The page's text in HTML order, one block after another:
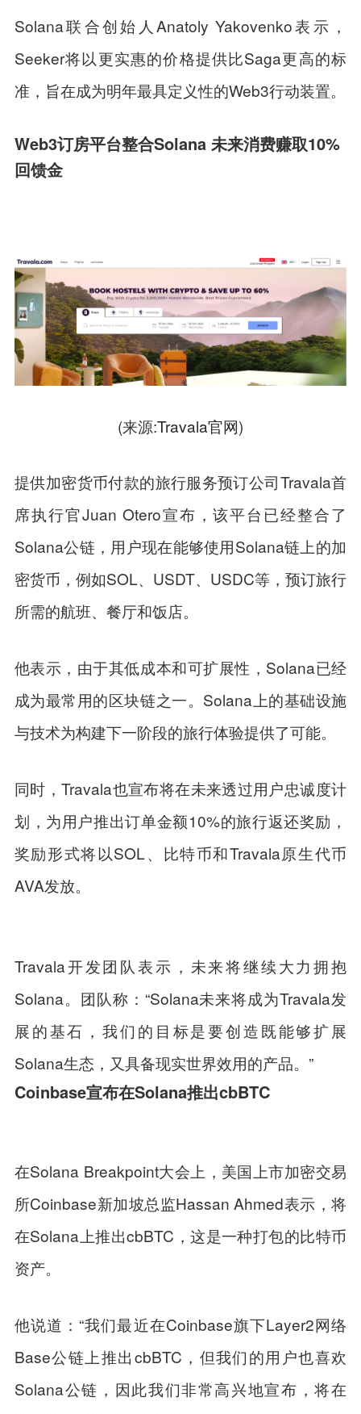
Solana联合创始人Anatoly Yakovenko表示，
Seeker将以更实惠的价格提供比Saga更高的标
准，旨在成为明年最具定义性的Web3行动装置。
Web3订房平台整合Solana 未来消费赚取10%
回馈金
(来源:Travala官网)
提供加密货币付款的旅行服务预订公司Travala首
席执行官Juan Otero宣布，该平台已经整合了
Solana公链，用户现在能够使用Solana链上的加
密货币，例如SOL、USDT、USDC等，预订旅行
所需的航班、餐厅和饭店。
他表示，由于其低成本和可扩展性，Solana已经
成为最常用的区块链之一。Solana上的基础设施
与技术为构建下一阶段的旅行体验提供了可能。
同时，Travala也宣布将在未来透过用户忠诚度计
划，为用户推出订单金额10%的旅行返还奖励，
奖励形式将以SOL、比特币和Travala原生代币
AVA发放。
Travala开发团队表示，未来将继续大力拥抱
Solana。团队称：“Solana未来将成为Travala发
展的基石，我们的目标是要创造既能够扩展
Solana生态，又具备现实世界效用的产品。”
Coinbase宣布在Solana推出cbBTC
在Solana Breakpoint大会上，美国上市加密交易
所Coinbase新加坡总监Hassan Ahmed表示，将
在Solana上推出cbBTC，这是一种打包的比特币
资产。
他说道：“我们最近在Coinbase旗下Layer2网络
Base公链上推出cbBTC，但我们的用户也喜欢
Solana公链，因此我们非常高兴地宣布，将在